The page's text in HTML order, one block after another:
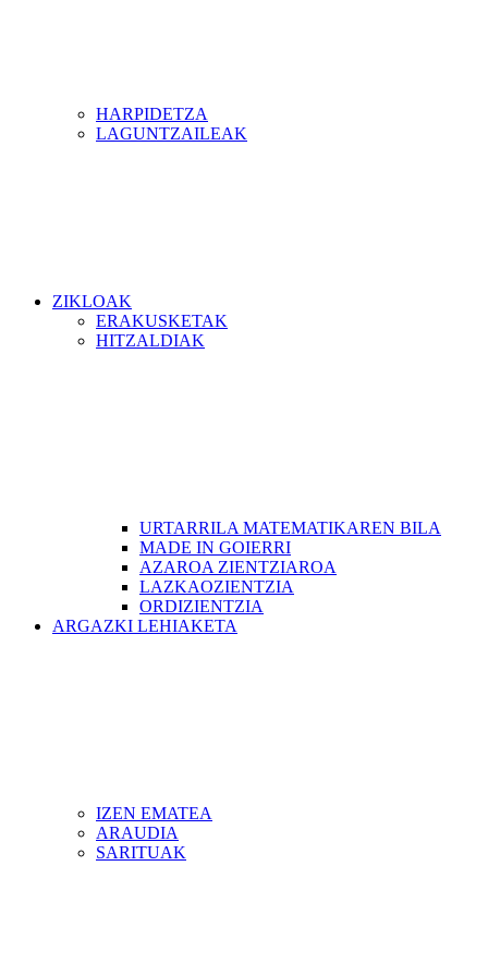
HARPIDETZA
LAGUNTZAILEAK
ZIKLOAK
ERAKUSKETAK
HITZALDIAK
URTARRILA MATEMATIKAREN BILA
MADE IN GOIERRI
AZAROA ZIENTZIAROA
LAZKAOZIENTZIA
ORDIZIENTZIA
ARGAZKI LEHIAKETA
IZEN EMATEA
ARAUDIA
SARITUAK